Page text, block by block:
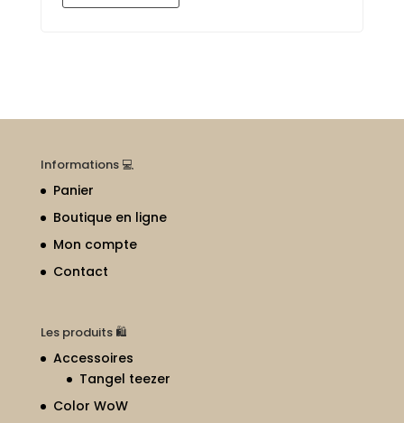
Informations 💻
Panier
Boutique en ligne
Mon compte
Contact
Les produits 🛍
Accessoires
Tangel teezer
Color WoW